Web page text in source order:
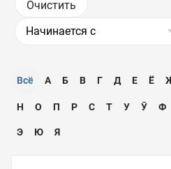
Всё А Б В Г Д Е Ё
Н О П Р С Т У Ӯ Ф
Э Ю Я